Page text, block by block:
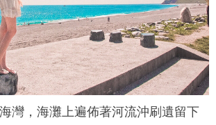
灣，海灘上遍佈著河流沖刷遺留下